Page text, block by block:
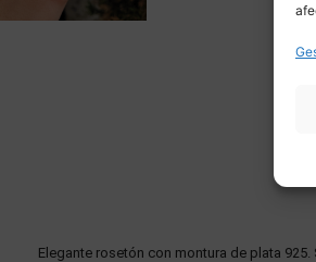
Elegante rosetón con montura de plata